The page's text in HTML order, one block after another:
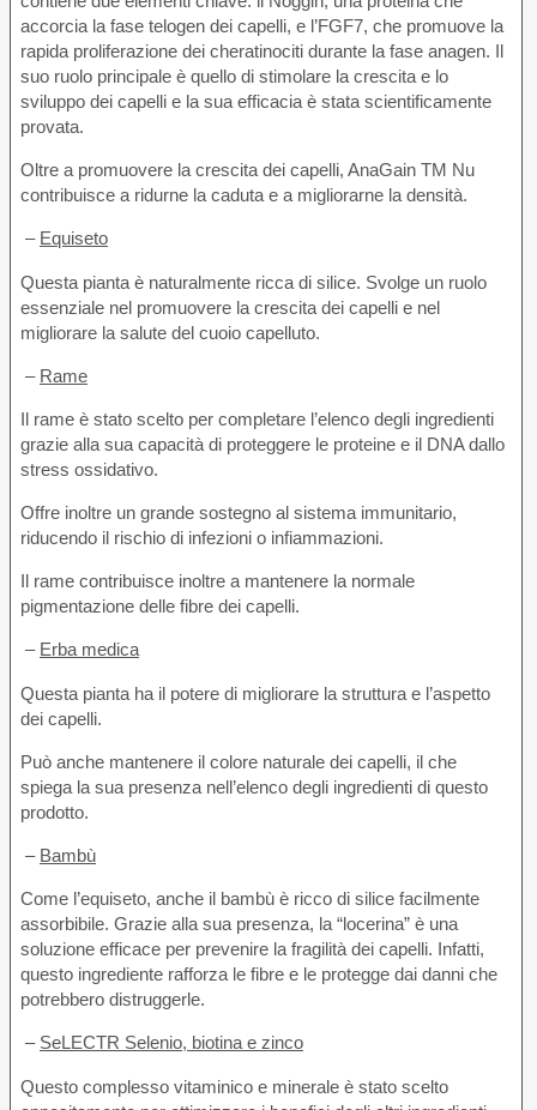
accorcia la fase telogen dei capelli, e l’FGF7, che promuove la
rapida proliferazione dei cheratinociti durante la fase anagen. Il
suo ruolo principale è quello di stimolare la crescita e lo
sviluppo dei capelli e la sua efficacia è stata scientificamente
provata.
Oltre a promuovere la crescita dei capelli, AnaGain TM Nu
contribuisce a ridurne la caduta e a migliorarne la densità.
– Equiseto
Questa pianta è naturalmente ricca di silice. Svolge un ruolo
essenziale nel promuovere la crescita dei capelli e nel
migliorare la salute del cuoio capelluto.
– Rame
Il rame è stato scelto per completare l’elenco degli ingredienti
grazie alla sua capacità di proteggere le proteine e il DNA dallo
stress ossidativo.
Offre inoltre un grande sostegno al sistema immunitario,
riducendo il rischio di infezioni o infiammazioni.
Il rame contribuisce inoltre a mantenere la normale
pigmentazione delle fibre dei capelli.
– Erba medica
Questa pianta ha il potere di migliorare la struttura e l’aspetto
dei capelli.
Può anche mantenere il colore naturale dei capelli, il che
spiega la sua presenza nell’elenco degli ingredienti di questo
prodotto.
– Bambù
Come l’equiseto, anche il bambù è ricco di silice facilmente
assorbibile. Grazie alla sua presenza, la “locerina” è una
soluzione efficace per prevenire la fragilità dei capelli. Infatti,
questo ingrediente rafforza le fibre e le protegge dai danni che
potrebbero distruggerle.
– SeLECTR Selenio, biotina e zinco
Questo complesso vitaminico e minerale è stato scelto